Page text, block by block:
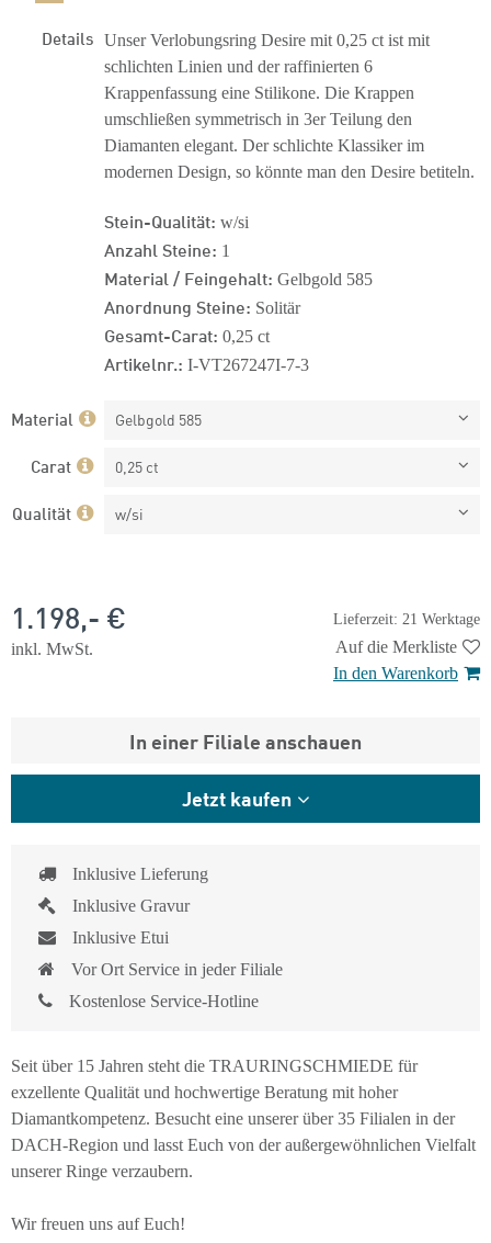
Details Unser Verlobungsring Desire mit 0,25 ct ist mit
schlichten Linien und der raffinierten 6
Krappenfassung eine Stilikone. Die Krappen
umschließen symmetrisch in 3er Teilung den
Diamanten elegant. Der schlichte Klassiker im
modernen Design, so könnte man den Desire betiteln.
Stein-Qualität: w/si
Anzahl Steine: 1
Material / Feingehalt: Gelbgold 585
Anordnung Steine: Solitär
Gesamt-Carat: 0,25 ct
Artikelnr.: I-VT267247I-7-3
Material Gelbgold 585
Carat 0,25 ct
Qualität w/si
Lieferzeit: 21 Werktage
1.198,- €
inkl. MwSt.
Auf die Merkliste
In den Warenkorb
In einer Filiale anschauen
Jetzt kaufen
Inklusive Lieferung
Inklusive Gravur
Inklusive Etui
Vor Ort Service in jeder Filiale
Kostenlose Service-Hotline
Seit über 15 Jahren steht die TRAURINGSCHMIEDE für
exzellente Qualität und hochwertige Beratung mit hoher
Diamantkompetenz. Besucht eine unserer über 35 Filialen in der
DACH-Region und lasst Euch von der außergewöhnlichen Vielfalt
unserer Ringe verzaubern.
Wir freuen uns auf Euch!